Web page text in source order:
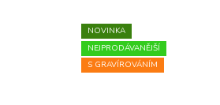
NOVINKA
NEJPRODÁVANĚJŠÍ
S GRAVÍROVÁNÍM